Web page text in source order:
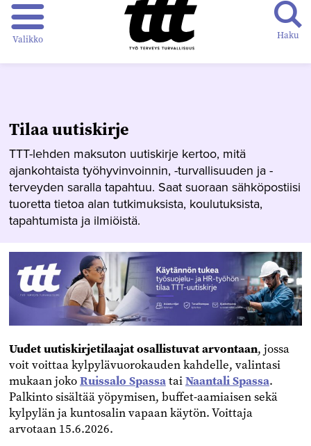
Valikko Haku
Tilaa uutiskirje
TTT-lehden maksuton uutiskirje kertoo, mitä
ajankohtaista työhyvinvoinnin, -turvallisuuden ja -
terveyden saralla tapahtuu. Saat suoraan sähköpostiisi
tuoretta tietoa alan tutkimuksista, koulutuksista,
tapahtumista ja ilmiöistä.
Uudet uutiskirjetilaajat osallistuvat arvontaan, jossa
voit voittaa kylpylävuorokauden kahdelle, valintasi
mukaan jokoRuissalo SpassataiNaantali Spassa.
Palkinto sisältää yöpymisen, buffet-aamiaisen sekä
kylpylän ja kuntosalin vapaan käytön. Voittaja
arvotaan 15.6.2026.